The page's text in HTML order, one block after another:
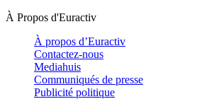
À Propos d'Euractiv
À propos d’Euractiv
Contactez-nous
Mediahuis
Communiqués de presse
Publicité politique